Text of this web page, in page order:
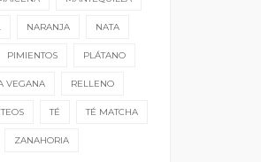
NARANJA NATA
PIMIENTOS PLÁTANO
VEGANA RELLENO
TÉ TÉ MATCHA
ZANAHORIA